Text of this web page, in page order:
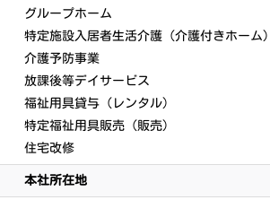
グループホーム
特定施設入居者生活介護（介護付きホーム）
介護予防事業
放課後等デイサービス
福祉用具貸与（レンタル）
特定福祉用具販売（販売）
住宅改修
本社所在地